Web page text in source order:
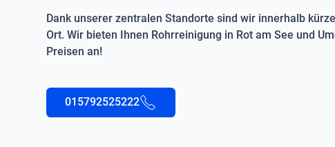
Dank unserer zentralen Standorte sind wir innerhalb
Ort. Wir bieten Ihnen Rohrreinigung in Rot am See und
Preisen an!
015792525222